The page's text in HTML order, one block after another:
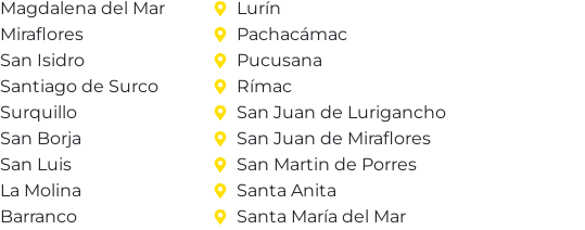
Magdalena del Mar
Miraflores
San Isidro
Santiago de Surco
Surquillo
San Borja
San Luis
La Molina
Barranco
Lurín
Pachacámac
Pucusana
Rímac
San Juan de Lurigancho
San Juan de Miraflores
San Martin de Porres
Santa Anita
Santa María del Mar